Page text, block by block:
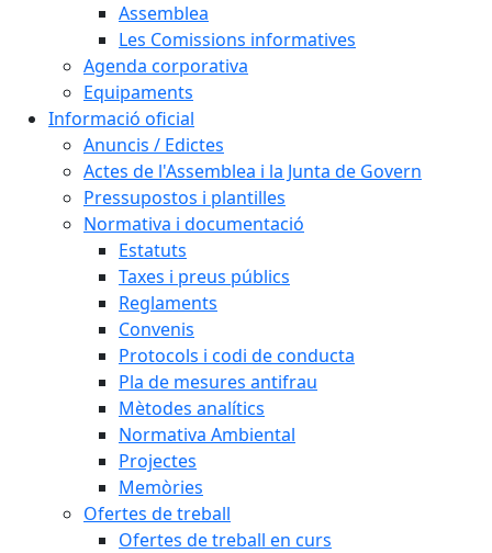
Assemblea
Les Comissions informatives
Agenda corporativa
Equipaments
Informació oficial
Anuncis / Edictes
Actes de l'Assemblea i la Junta de Govern
Pressupostos i plantilles
Normativa i documentació
Estatuts
Taxes i preus públics
Reglaments
Convenis
Protocols i codi de conducta
Pla de mesures antifrau
Mètodes analítics
Normativa Ambiental
Projectes
Memòries
Ofertes de treball
Ofertes de treball en curs